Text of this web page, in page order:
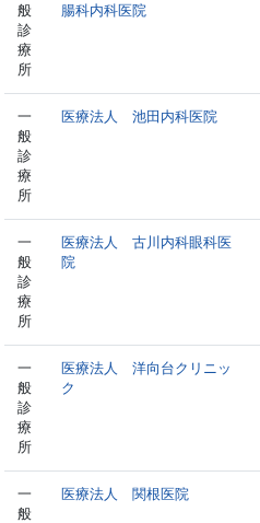
般
診
療
所
腸科内科医院
一
般
診
療
所
医療法人 池田内科医院
一
般
診
療
所
医療法人 古川内科眼科医
院
一
般
診
療
所
医療法人 洋向台クリニッ
ク
一
般
医療法人 関根医院